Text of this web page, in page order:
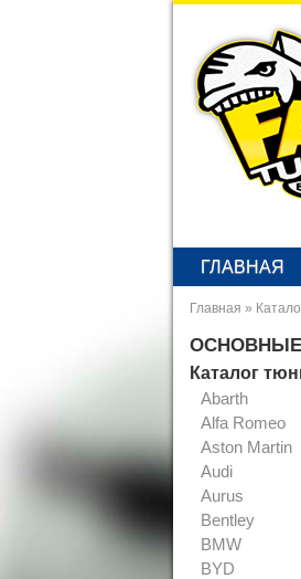
ГЛАВНАЯ
Главная »
Каталог
Abarth
Alfa Romeo
Aston Martin
Audi
Aurus
Bentley
BMW
BYD